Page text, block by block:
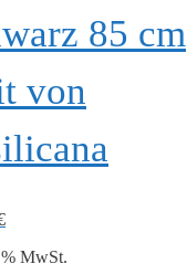
85 cm
von
MwSt.